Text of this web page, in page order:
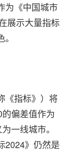
为《中国城市
展示大量指标
《指标》）将
偏差值作为
一线城市。
2024》仍然是